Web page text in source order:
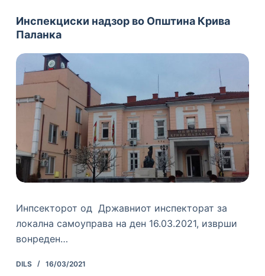
Инспекциски надзор во Општина Крива
Паланка
Инпсекторот од Државниот инспекторат за
локална самоуправа на ден 16.03.2021, изврши
вонреден…
DILS 16/03/2021